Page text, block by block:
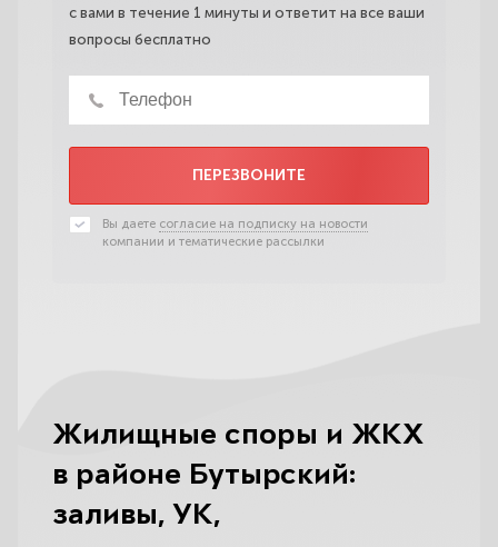
с вами в течение 1 минуты и ответит на все ваши
вопросы бесплатно
ПЕРЕЗВОНИТЕ
Вы даете согласие на подписку на новости
компании и тематические рассылки
Жилищные споры и ЖКХ
в районе Бутырский:
заливы, УК,